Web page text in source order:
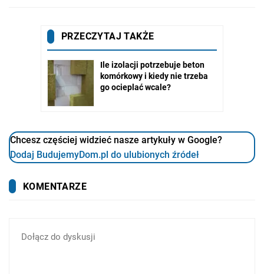
Chcesz częściej widzieć nasze artykuły w Google?
Dodaj BudujemyDom.pl do ulubionych źródeł
KOMENTARZE